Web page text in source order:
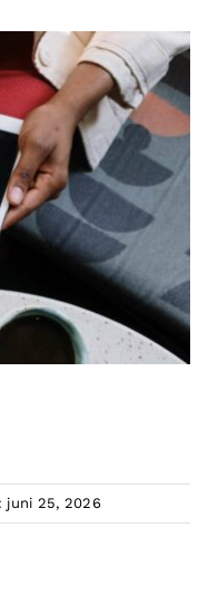
juni 25, 2026